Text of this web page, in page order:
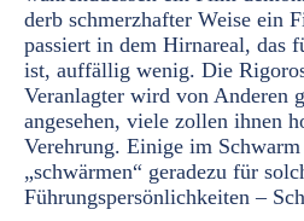
derb schmerzhafter Weise ein
passiert in dem Hirnareal, das
ist, auffällig wenig. Die
Veranlagter wird von Anderen
angesehen, viele zollen ihnen
Verehrung. Einige im
„schwärmen“ geradezu für
Führungspersönlichkeiten –